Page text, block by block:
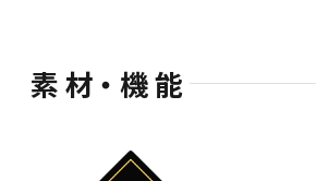
素材・機能